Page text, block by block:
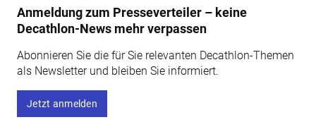
Anmeldung zum Presseverteiler – keine
Decathlon-News mehr verpassen
Abonnieren Sie die für Sie relevanten Decathlon-Themen
als Newsletter und bleiben Sie informiert.
Jetzt anmelden